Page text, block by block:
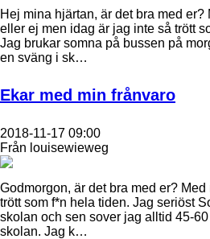
Hej mina hjärtan, är det bra med er?
eller ej men idag är jag inte så trött
Jag brukar somna på bussen på
en sväng i sk…
Ekar med min frånvaro
2018-11-17 09:00
Från louisewieweg
Godmorgon, är det bra med er?
trött som f*n hela tiden. Jag seriöst
skolan och sen sover jag alltid 45-
skolan. Jag k…